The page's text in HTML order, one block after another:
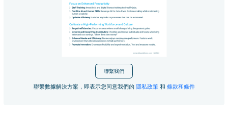
聯繫我們
聯繫數據解決方案，即表示您同意我們的 隱私政策和 條款和條件